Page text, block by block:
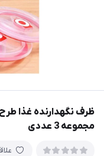
مجموعه 3 عددی